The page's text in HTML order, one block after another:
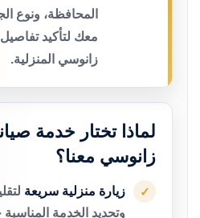
المحافظة، ونوع
معك لتأكيد
زانوسي المنزلية.
لماذا تختار خدمة
زانوسي معنا؟
✓ زيارة منزلية سريعة
وتحديد الخدمة